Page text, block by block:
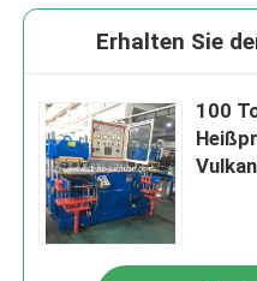
Erhalten Sie
100